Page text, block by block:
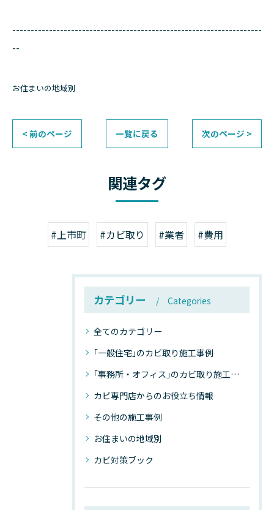
--------------------------------------------------------------------
--
お住まいの地域別
< 前のページ 一覧に戻る 次のページ >
関連タグ
#上市町 #カビ取り #業者 #費用
カテゴリー Categories
全てのカテゴリー
｢一般住宅｣のカビ取り施工事例
｢事務所・オフィス｣のカビ取り施工事例
カビ専門店からのお役立ち情報
その他の施工事例
お住まいの地域別
カビ対策ブック